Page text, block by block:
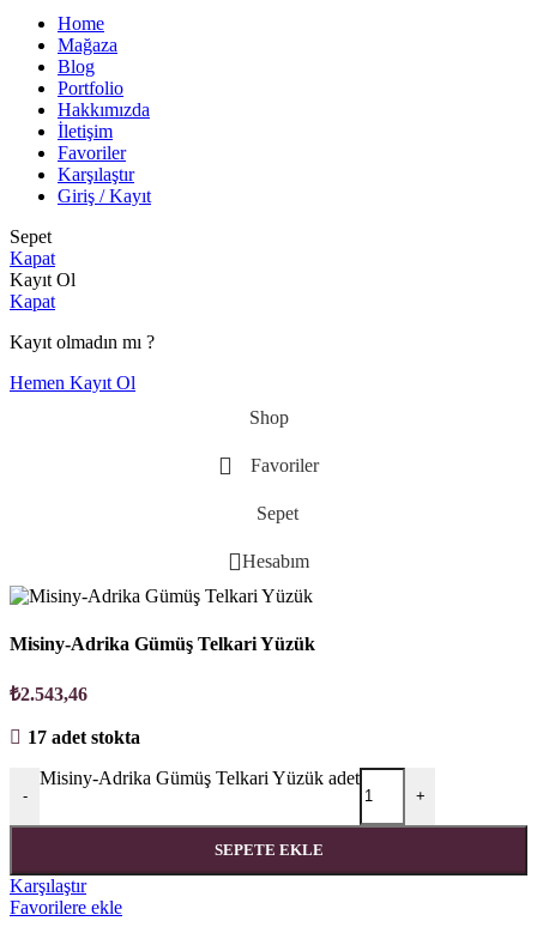
Home
Mağaza
Blog
Portfolio
Hakkımızda
İletişim
Favoriler
Karşılaştır
Giriş / Kayıt
Sepet
Kapat
Kayıt Ol
Kapat
Kayıt olmadın mı ?
Hemen Kayıt Ol
Shop
Favoriler
Sepet
Hesabım
Misiny-Adrika Gümüş Telkari Yüzük
₺2.543,46
17 adet stokta
-
Misiny-Adrika Gümüş Telkari Yüzük adet
+
SEPETE EKLE
Karşılaştır
Favorilere ekle